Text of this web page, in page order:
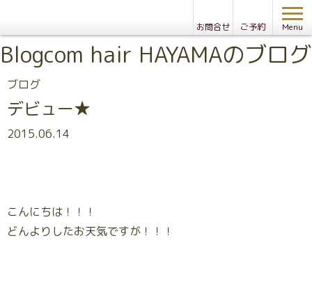
お問合せ ご予約 Menu
Blogcom hair HAYAMAのブログ
ブログ
デビュー★
2015.06.14
こんにちは！！！
どんよりしたお天気ですが！！！